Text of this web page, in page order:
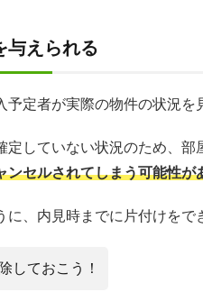
与えられる
予定者が実際の物件の状況を
定していない状況のため、
ンセルされてしまう可能性が
に、内見時までに片付けをで
しておこう！